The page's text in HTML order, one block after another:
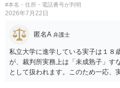
#本名・住所・電話番号が判明
2026年7月22日
匿名A 弁護士
私立大学に進学している実子は１８
が、裁判所実務上は「未成熟子」す
として扱われます。このため一応、